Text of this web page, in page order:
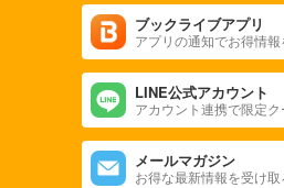
ブックライブアプリ
アプリの通知でお得情報
LINE公式アカウント
アカウント連携で限定ク
メールマガジン
お得な最新情報を受け取